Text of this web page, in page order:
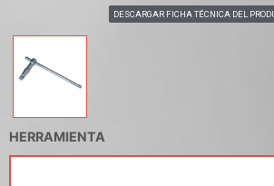
HERRAMIENTA
DESCARGAR FICHA TÉCNICA DEL